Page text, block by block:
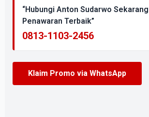
“Hubungi Anton Sudarwo
Penawaran Terbaik”
0813-1103-2456
Klaim Promo via WhatsApp